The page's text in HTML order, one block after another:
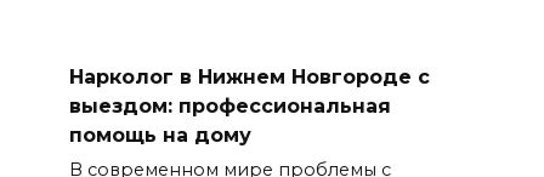
Нарколог в Нижнем Новгороде с
выездом: профессиональная
помощь на дому
В современном мире проблемы с